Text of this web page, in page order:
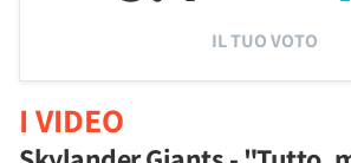
IL TUO VOTO
I VIDEO